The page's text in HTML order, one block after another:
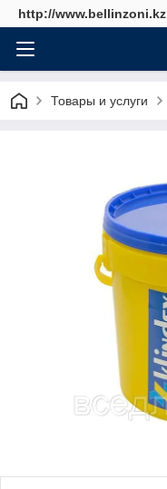
http://www.bellinzoni.kz
Товары и услуги